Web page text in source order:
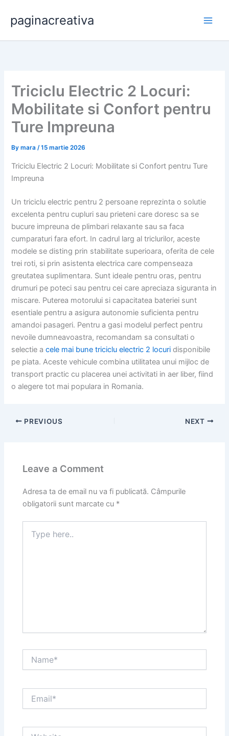
content
paginacreativa
Triciclu Electric 2 Locuri:
Mobilitate si Confort pentru
Ture Impreuna
Bymara/15 martie 2026
Triciclu Electric 2 Locuri: Mobilitate si Confort pentru Ture
Impreuna
Un triciclu electric pentru 2 persoane reprezinta o solutie
excelenta pentru cupluri sau prieteni care doresc sa se
bucure impreuna de plimbari relaxante sau sa faca
cumparaturi fara efort. In cadrul larg al triclurilor, aceste
modele se disting prin stabilitate superioara, oferita de cele
trei roti, si prin asistenta electrica care compenseaza
greutatea suplimentara. Sunt ideale pentru oras, pentru
drumuri pe poteci sau pentru cei care apreciaza siguranta in
miscare. Puterea motorului si capacitatea bateriei sunt
esentiale pentru a asigura autonomie suficienta pentru
amandoi pasageri. Pentru a gasi modelul perfect pentru
nevoile dumneavoastra, recomandam sa consultati o
selectie acele mai bune triciclu electric 2 locuri disponibile
pe piata. Aceste vehicule combina utilitatea unui mijloc de
transport practic cu placerea unei activitati in aer liber, fiind
o alegere tot mai populara in Romania.
PREVIOUS NEXT
Leave a Comment
Adresa ta de email nu va fi publicată. Câmpurile
obligatorii sunt marcate cu *
here..